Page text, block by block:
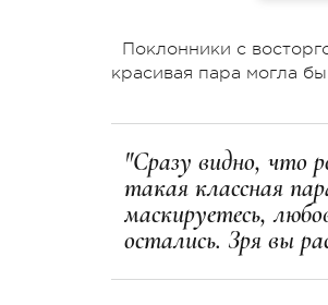
Поклонники с
красивая пара могла
"Сразу видно, что
такая классная
маскируетесь,
остались. Зря вы